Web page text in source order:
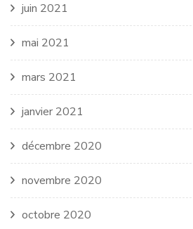
juin 2021
mai 2021
mars 2021
janvier 2021
décembre 2020
novembre 2020
octobre 2020